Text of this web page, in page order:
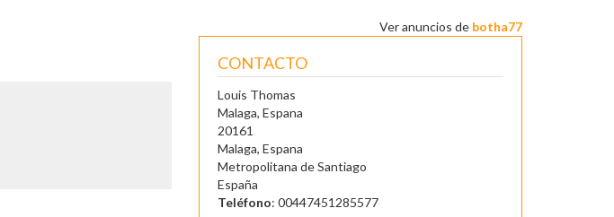
Ver anuncios de botha77
CONTACTO
Louis Thomas
Malaga, Espana
20161
Malaga, Espana
Metropolitana de Santiago
España
Teléfono: 00447451285577